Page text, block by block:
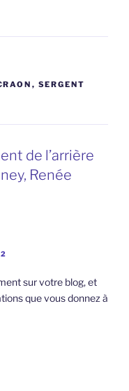
, SERGENT
de l’arrière
Renée
sur votre blog, et
que vous donnez à